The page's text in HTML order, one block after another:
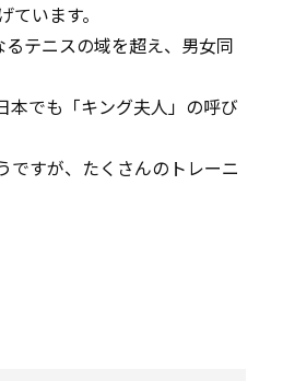
います。
テニスの域を超え、男女同
本でも「キング夫人」の呼び
ですが、たくさんのトレーニ